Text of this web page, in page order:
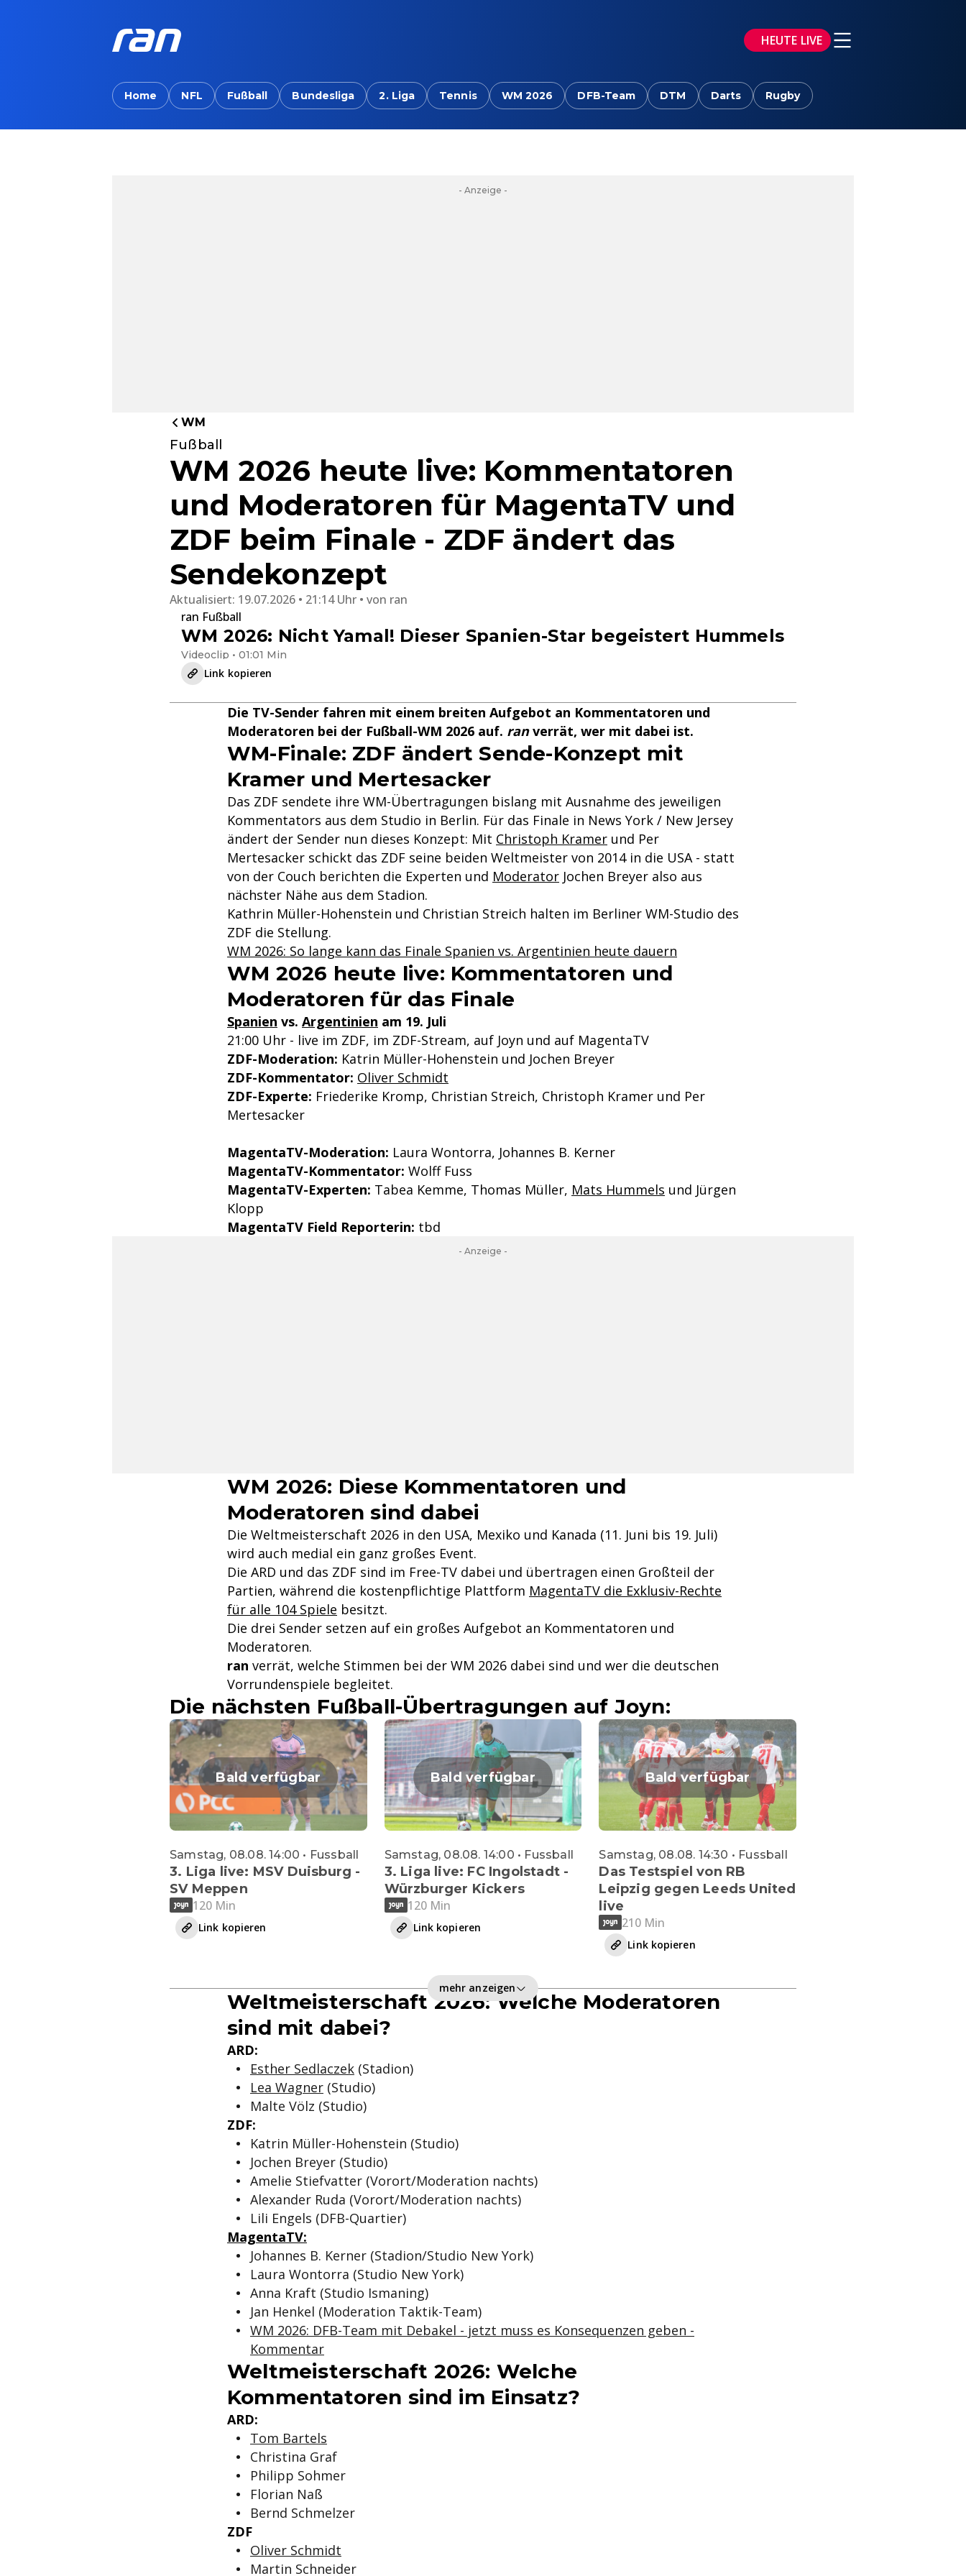
HEUTE LIVE
Home NFL Fußball Bundesliga 2. Liga Tennis WM 2026 DFB-Team DTM Darts Rugby
- Anzeige -
WM
Fußball
WM 2026 heute live: Kommentatoren
und Moderatoren für MagentaTV und
ZDF beim Finale - ZDF ändert das
Sendekonzept
Aktualisiert: 19.07.2026 • 21:14 Uhr von ran
ran Fußball
WM 2026: Nicht Yamal! Dieser Spanien-Star begeistert Hummels
Videoclip • 01:01 Min
Link kopieren
Die TV-Sender fahren mit einem breiten Aufgebot an Kommentatoren und
Moderatoren bei der Fußball-WM 2026 auf. ranverrät, wer mit dabei ist.
WM-Finale: ZDF ändert Sende-Konzept mit
Kramer und Mertesacker
Das ZDF sendete ihre WM-Übertragungen bislang mit Ausnahme des jeweiligen
Kommentators aus dem Studio in Berlin. Für das Finale in News York / New Jersey
ändert der Sender nun dieses Konzept: Mit Christoph Kramer und Per
Mertesacker schickt das ZDF seine beiden Weltmeister von 2014 in die USA - statt
von der Couch berichten die Experten und Moderator Jochen Breyer also aus
nächster Nähe aus dem Stadion.
Kathrin Müller-Hohenstein und Christian Streich halten im Berliner WM-Studio des
ZDF die Stellung.
WM 2026: So lange kann das Finale Spanien vs. Argentinien heute dauern
WM 2026 heute live: Kommentatoren und
Moderatoren für das Finale
Spanien vs. Argentinien am 19. Juli
21:00 Uhr - live im ZDF, im ZDF-Stream, auf Joyn und auf MagentaTV
ZDF-Moderation: Katrin Müller-Hohenstein und Jochen Breyer
ZDF-Kommentator: Oliver Schmidt
ZDF-Experte: Friederike Kromp, Christian Streich, Christoph Kramer und Per
Mertesacker
MagentaTV-Moderation: Laura Wontorra, Johannes B. Kerner
MagentaTV-Kommentator: Wolff Fuss
MagentaTV-Experten: Tabea Kemme, Thomas Müller, Mats Hummels und Jürgen
Klopp
MagentaTV Field Reporterin: tbd
- Anzeige -
WM 2026: Diese Kommentatoren und
Moderatoren sind dabei
Die Weltmeisterschaft 2026 in den USA, Mexiko und Kanada (11. Juni bis 19. Juli)
wird auch medial ein ganz großes Event.
Die ARD und das ZDF sind im Free-TV dabei und übertragen einen Großteil der
Partien, während die kostenpflichtige Plattform MagentaTV die Exklusiv-Rechte
für alle 104 Spiele besitzt.
Die drei Sender setzen auf ein großes Aufgebot an Kommentatoren und
Moderatoren.
ran verrät, welche Stimmen bei der WM 2026 dabei sind und wer die deutschen
Vorrundenspiele begleitet.
Die nächsten Fußball-Übertragungen auf Joyn:
Bald verfügbar
Samstag, 08.08. 14:00 • Fussball
3. Liga live: MSV Duisburg -
SV Meppen
120 Min
Link kopieren
Bald verfügbar
Samstag, 08.08. 14:00 • Fussball
3. Liga live: FC Ingolstadt -
Würzburger Kickers
120 Min
Link kopieren
Bald verfügbar
Samstag, 08.08. 14:30 • Fussball
Das Testspiel von RB
Leipzig gegen Leeds United
live
210 Min
Link kopieren
mehr anzeigen
Weltmeisterschaft 2026: Welche Moderatoren
sind mit dabei?
ARD:
Esther Sedlaczek (Stadion)
Lea Wagner (Studio)
Malte Völz (Studio)
ZDF:
Katrin Müller-Hohenstein (Studio)
Jochen Breyer (Studio)
Amelie Stiefvatter (Vorort/Moderation nachts)
Alexander Ruda (Vorort/Moderation nachts)
Lili Engels (DFB-Quartier)
MagentaTV:
Johannes B. Kerner (Stadion/Studio New York)
Laura Wontorra (Studio New York)
Anna Kraft (Studio Ismaning)
Jan Henkel (Moderation Taktik-Team)
WM 2026: DFB-Team mit Debakel - jetzt muss es Konsequenzen geben -
Kommentar
Weltmeisterschaft 2026: Welche
Kommentatoren sind im Einsatz?
ARD:
Tom Bartels
Christina Graf
Philipp Sohmer
Florian Naß
Bernd Schmelzer
ZDF
Oliver Schmidt
Martin Schneider